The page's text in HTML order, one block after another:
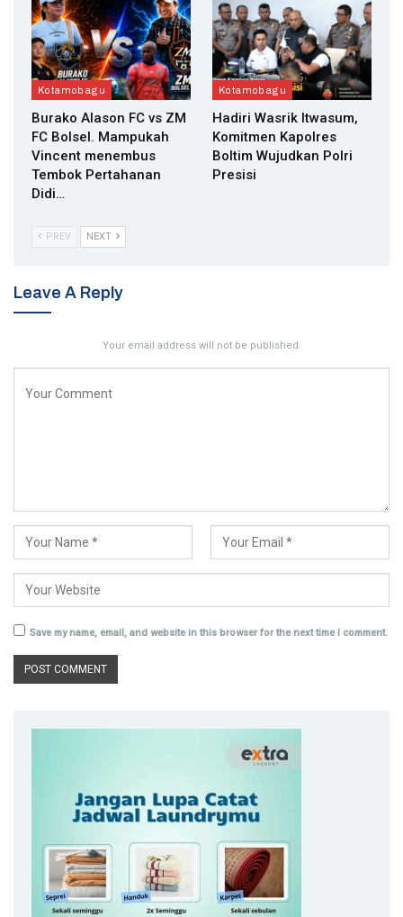
Kotamobagu
Burako Alason FC vs ZM
FC Bolsel. Mampukah
Vincent menembus
Tembok Pertahanan
Didi…
Kotamobagu
Hadiri Wasrik Itwasum,
Komitmen Kapolres
Boltim Wujudkan Polri
Presisi
PREV NEXT
Leave A Reply
Your email address will not be published.
Save my name, email, and website in this browser for the next time I comment.